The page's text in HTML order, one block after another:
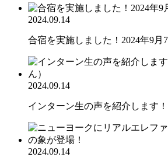
2024.09.14
合宿を実施しました！2024年9月
2024.09.14
インターン生の声を紹介します
2024.09.14